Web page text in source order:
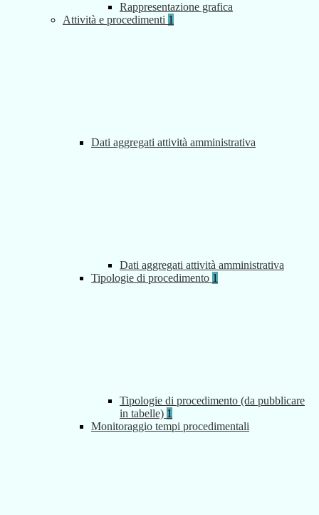
Rappresentazione grafica
Attività e procedimenti 1
Dati aggregati attività amministrativa
Dati aggregati attività amministrativa
Tipologie di procedimento 1
Tipologie di procedimento (da pubblicare
in tabelle) 1
Monitoraggio tempi procedimentali